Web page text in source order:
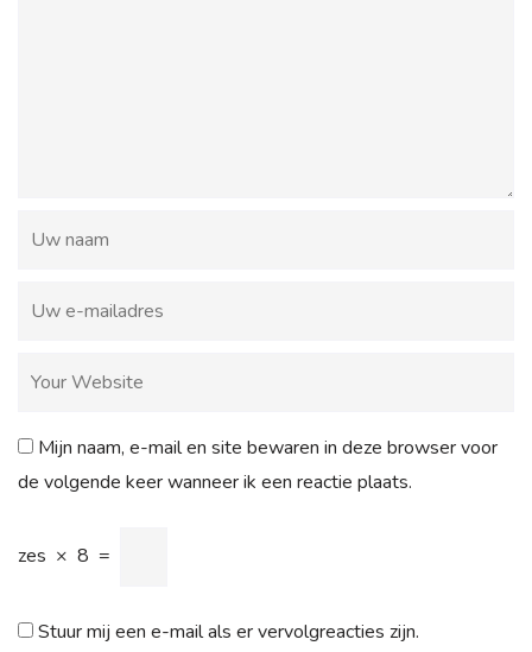
Mijn naam, e-mail en site bewaren in deze browser voor
de volgende keer wanneer ik een reactie plaats.
zes × 8 =
Stuur mij een e-mail als er vervolgreacties zijn.